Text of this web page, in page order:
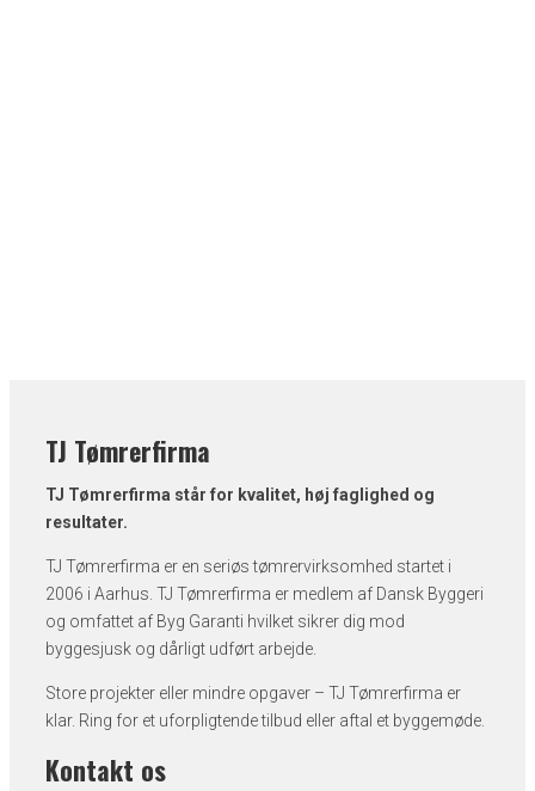
TJ Tømrerfirma
TJ Tømrerfirma står for kvalitet, høj faglighed og
resultater.
TJ Tømrerfirma er en seriøs tømrervirksomhed startet i
2006 i Aarhus. TJ Tømrerfirma er medlem af Dansk Byggeri
og omfattet af Byg Garanti hvilket sikrer dig mod
byggesjusk og dårligt udført arbejde.
Store projekter eller mindre opgaver – TJ Tømrerfirma er
klar. Ring for et uforpligtende tilbud eller aftal et byggemøde.
Kontakt os